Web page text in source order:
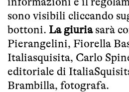
sono visibili cliccando
bottoni. La giuriasarà
Pierangelini, Fiorella
Italiasquisita, Carlo
editoriale di
Brambilla, fotografa.